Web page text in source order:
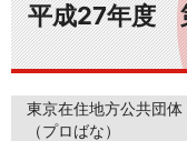
平成27年度
東京在住地方公共団
（プロばな）